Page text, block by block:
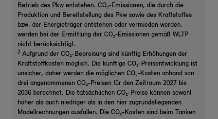
Betrieb des Pkw entstehen. CO₂-Emissionen, die durch die
Produktion und Bereitstellung des Pkw sowie des Kraftstoffes
bzw. der Energieträger entstehen oder vermieden werden,
werden bei der Ermittlung der CO₂-Emissionen gemäß WLTP
nicht berücksichtigt.
2 Aufgrund der CO₂-Bepreisung sind künftig Erhöhungen der
Kraftstoffkosten möglich. Die künftige CO₂-Preisentwicklung ist
unsicher, daher werden die möglichen CO₂-Kosten anhand von
drei angenommenen CO₂-Preisen für den Zeitraum 2027 bis
2036 berechnet. Die tatsächlichen CO₂-Preise können sowohl
höher als auch niedriger als in den hier zugrundeliegenden
Modellrechnungen ausfallen. Die CO₂-Kosten sind beim Tanken